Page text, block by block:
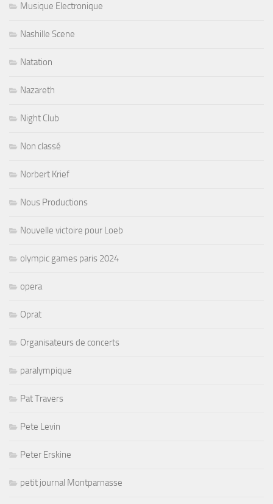
Musique Electronique
Nashille Scene
Natation
Nazareth
Night Club
Non classé
Norbert Krief
Nous Productions
Nouvelle victoire pour Loeb
olympic games paris 2024
opera
Oprat
Organisateurs de concerts
paralympique
Pat Travers
Pete Levin
Peter Erskine
petit journal Montparnasse